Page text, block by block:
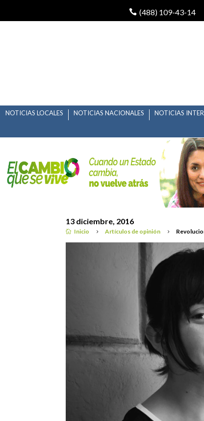
(488) 109-43-14
NOTICIAS LOCALES NOTICIAS NACIONALES NOTICIAS
 Inicio 5 Artículos de opinión 5
REVOLUCION SIN
13 diciembre, 2016